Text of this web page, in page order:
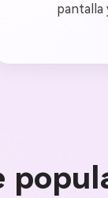
pantalla